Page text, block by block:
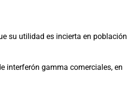
su utilidad es incierta en población
interferón gamma comerciales, en